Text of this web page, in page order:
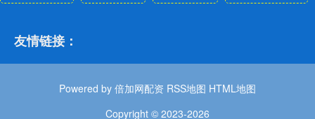
友情链接：
Powered by 倍加网配资 RSS地图 HTML地图
Copyright © 2023-2026